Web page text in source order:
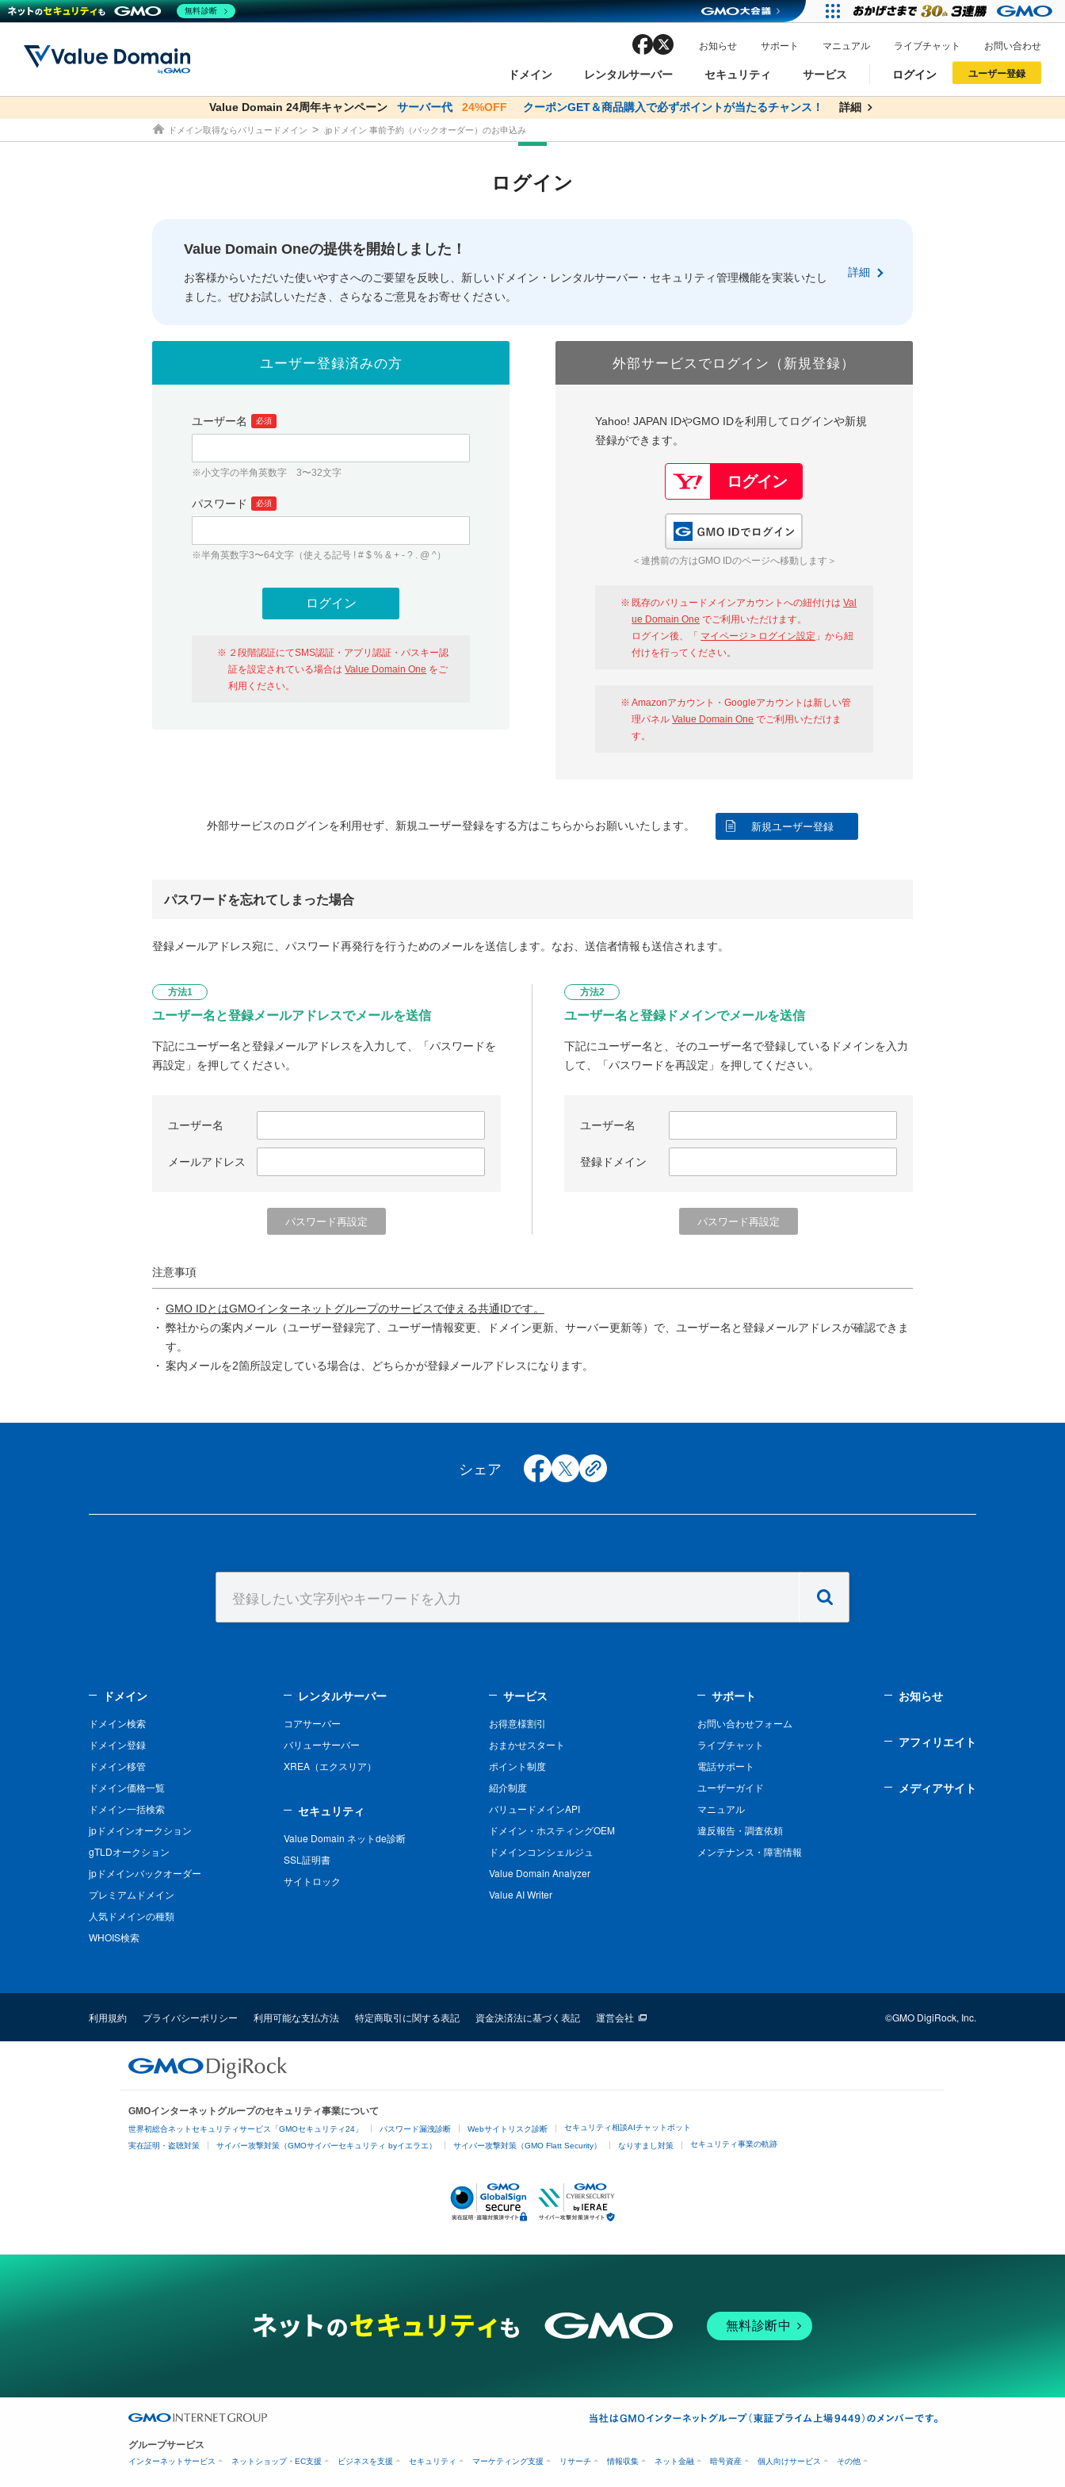
ドメイン
ドメイン ドメイン検索
ドメイン一括検索
人気ドメインの種類 WHOIS検索
レンタルサーバー
レンタルサーバー コアサーバー
セキュリティ
セキュリティ Value Domain ネットde診断
サービス
サービス お得意様割引
バリュードメインAPI
facebook お知らせ サポート マニュアル ライブチャット お問い合わせ
ログイン
従来のバリュードメインをご利用希望の方 おすすめ One レンタルサーバーを含む最新の機能を使う方
以下でもログイン可能
ユーザー登録
従来のバリュードメインをご利用希望の方 おすすめ One レンタルサーバーを含む最新の機能を使う方
以下でも登録可能
Value Domain 24周年キャンペーン サーバー代 24%OFF クーポンGET＆商品購入で必ずポイントが当たるチャンス！ 詳細
co.jpドメイン✕コアサーバーV2ビジネス応援キャンペーン サーバー料金1年間無料 詳細
ドメイン取得ならバリュードメイン .jpドメイン 事前予約（バックオーダー）のお申込み
ログイン
Value Domain Oneの提供を開始しました！
お客様からいただいた使いやすさへのご要望を反映し、新しいドメイン・レンタルサーバー・セキュリティ管理機能を実装いたし
ました。ぜひお試しいただき、さらなるご意見をお寄せください。
詳細
ユーザー登録済みの方
ユーザー名 必須
※小文字の半角英数字 3〜32文字
パスワード 必須
※半角英数字3〜64文字（使える記号 ! # $ % & + - ? . @ ^）
２段階認証にてSMS認証・アプリ認証・パスキー認
証を設定されている場合はValue Domain One をご
利用ください。
外部サービスでログイン（新規登録）
Yahoo! JAPAN IDやGMO IDを利用してログインや新規
登録ができます。
＜連携前の方はGMO IDのページへ移動します＞
既存のバリュードメインアカウントへの紐付けはVal
ue Domain One でご利用いただけます。
ログイン後、「 マイページ > ログイン設定 」から紐
付けを行ってください。
Amazonアカウント・Googleアカウントは新しい管
理パネルValue Domain One でご利用いただけま
す。
外部サービスのログインを利用せず、新規ユーザー登録をする方はこちらからお願いいたします。 新規ユーザー登録
パスワードを忘れてしまった場合
登録メールアドレス宛に、パスワード再発行を行うためのメールを送信します。なお、送信者情報も送信されます。
方法1
ユーザー名と登録メールアドレスでメールを送信
下記にユーザー名と登録メールアドレスを入力して、「パスワードを
再設定」を押してください。
ユーザー名
メールアドレス
方法2
ユーザー名と登録ドメインでメールを送信
下記にユーザー名と、そのユーザー名で登録しているドメインを入力
して、「パスワードを再設定」を押してください。
ユーザー名
登録ドメイン
注意事項
GMO IDとはGMOインターネットグループのサービスで使える共通IDです。
弊社からの案内メール（ユーザー登録完了、ユーザー情報変更、ドメイン更新、サーバー更新等）で、ユーザー名と登録メールアドレスが確認できま
す。
案内メールを2箇所設定している場合は、どちらかが登録メールアドレスになります。
シェア facebook
x copy
ドメイン
ドメイン検索
ドメイン登録
ドメイン移管
ドメイン価格一覧
ドメイン一括検索
jpドメインオークション
gTLDオークション
jpドメインバックオーダー
プレミアムドメイン
人気ドメインの種類
WHOIS検索
レンタルサーバー
コアサーバー
バリューサーバー
XREA（エクスリア）
セキュリティ
Value Domain ネットde診断
SSL証明書
サイトロック
サービス
お得意様割引
おまかせスタート
ポイント制度
紹介制度
バリュードメインAPI
ドメイン・ホスティングOEM
ドメインコンシェルジュ
Value Domain Analyzer
Value AI Writer
サポート
お問い合わせフォーム
ライブチャット
電話サポート
ユーザーガイド
マニュアル
違反報告・調査依頼
メンテナンス・障害情報
お知らせ
アフィリエイト
メディアサイト
利用規約 プライバシーポリシー 利用可能な支払方法 特定商取引に関する表記 資金決済法に基づく表記 運営会社 ©GMO DigiRock, Inc.
GMOインターネットグループのセキュリティ事業について
世界初総合ネットセキュリティサービス「GMOセキュリティ24」 パスワード漏洩診断 Webサイトリスク診断 セキュリティ相談AIチャットボット
実在証明・盗聴対策 サイバー攻撃対策（GMOサイバーセキュリティ byイエラエ） サイバー攻撃対策（GMO Flatt Security） なりすまし対策 セキュリティ事業の軌跡
無料診断中
グループサービス
インターネットサービス ネットショップ・EC支援 ビジネスを支援 セキュリティ マーケティング支援 リサーチ 情報収集 ネット金融 暗号資産 個人向けサービス その他
無料診断